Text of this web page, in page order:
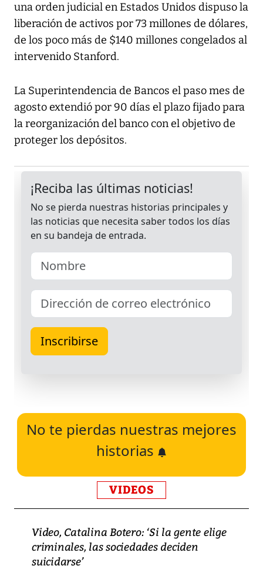
una orden judicial en Estados Unidos dispuso la
liberación de activos por 73 millones de dólares,
de los poco más de $140 millones congelados al
intervenido Stanford.
La Superintendencia de Bancos el paso mes de
agosto extendió por 90 días el plazo fijado para
la reorganización del banco con el objetivo de
proteger los depósitos.
No te pierdas nuestras mejores
historias
VIDEOS
Video, Catalina Botero: ‘Si la gente elige
criminales, las sociedades deciden
suicidarse’